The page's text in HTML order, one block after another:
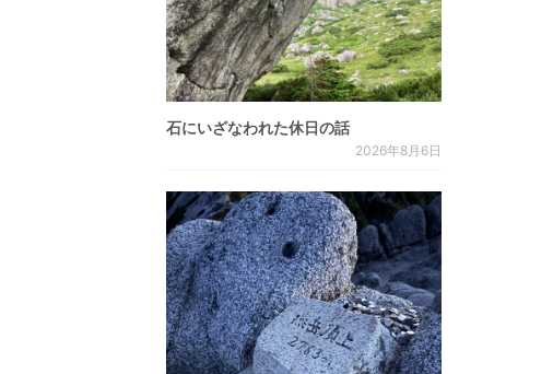
石にいざなわれた休日の話
2026年8月6日